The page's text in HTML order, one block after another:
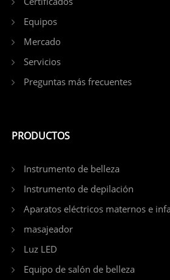
Equipos
Mercado
Servicios
Preguntas más frecuentes
PRODUCTOS
Instrumento de belleza
Instrumento de depilación
Aparatos eléctricos maternos e
masajeador
Luz LED
Equipo de salón de belleza